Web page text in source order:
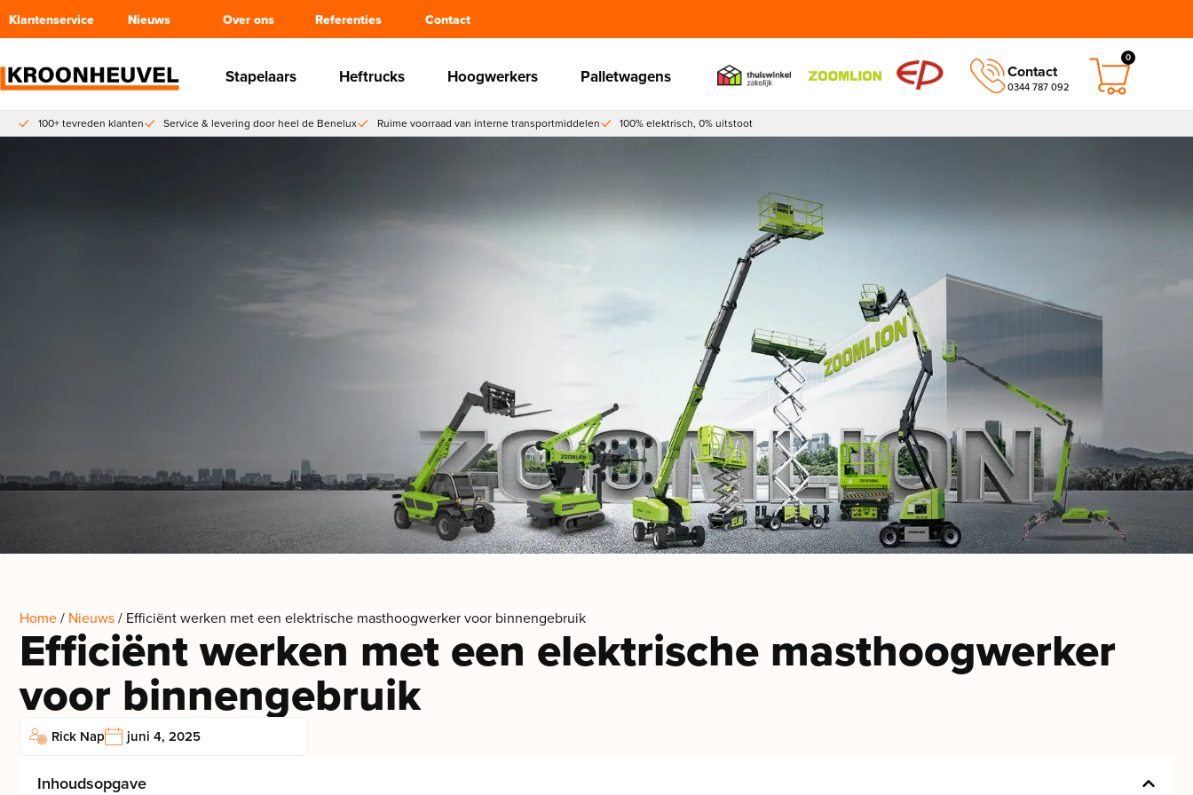
Klantenservice Nieuws Over ons Referenties Contact
Stapelaars Heftrucks Hoogwerkers Palletwagens Contact
0344 787 092
0
100+ tevreden klanten Service & levering door heel de Benelux Ruime voorraad van interne transportmiddelen 100% elektrisch, 0% uitstoot
Home/ Nieuws/ Efficiënt werken met een elektrische masthoogwerker voor binnengebruik
Efficiënt werken met een elektrische masthoogwerker
voor binnengebruik
Rick Nap juni 4, 2025
Inhoudsopgave